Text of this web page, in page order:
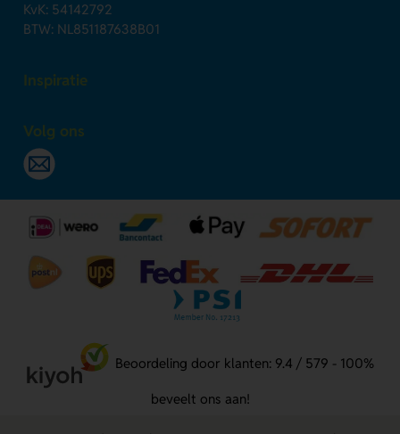
KvK: 54142792
BTW: NL851187638B01
Inspiratie
Volg ons
Beoordeling door klanten: 9.4 / 579 - 100%
beveelt ons aan!